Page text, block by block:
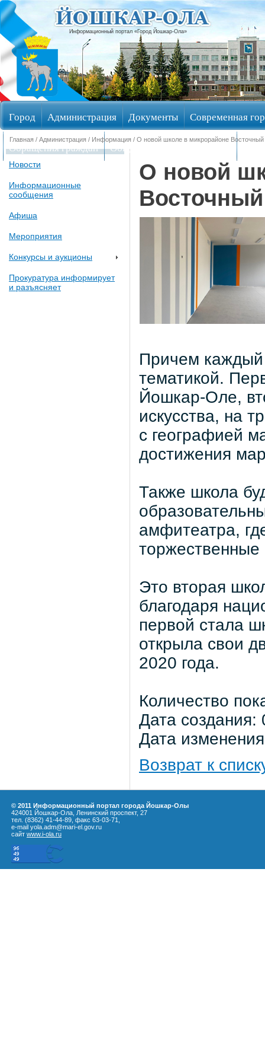
Информационный портал «Город Йошкар-Ола»
Город Администрация Документы Современная
Обращения граждан Общественные обсуждения
Главная / Администрация / Информация / О новой школе в микрорайоне Восточный
Новости
Информационные
сообщения
Афиша
Мероприятия
Конкурсы и аукционы
Прокуратура информирует
и разъясняет
О новой
Восточный
Причем каждый
тематикой.
Йошкар-Оле,
искусства, на
с географией
достижения
Также школа
амфитеатра,
Это вторая
благодаря
первой стала
открыла свои
2020 года.
Количество
Дата
Дата
Возврат к
© 2011 Информационный портал города Йошкар-Олы
424001 Йошкар-Ола, Ленинский проспект, 27
тел. (8362) 41-44-89, факс 63-03-71,
e-mail yola.adm@mari-el.gov.ru
сайт www.i-ola.ru